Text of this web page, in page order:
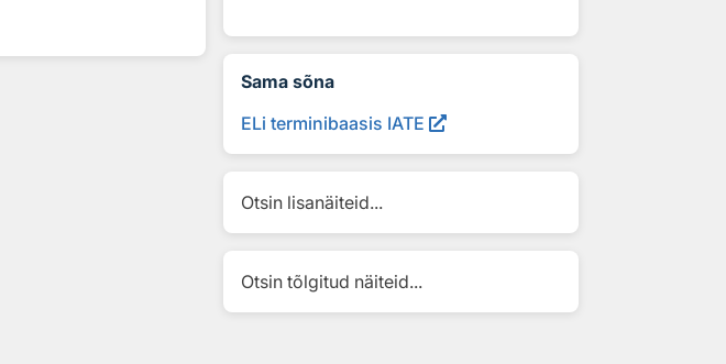
Sama sõna
ELi terminibaasis IATE
Otsin lisanäiteid...
Otsin tõlgitud näiteid...